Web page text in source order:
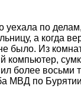
уехала по
а когда
было. Из
более восьми
МВД по